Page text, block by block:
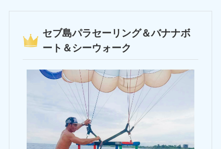
セブ島パラセーリング＆バナナボ
ート＆シーウォーク